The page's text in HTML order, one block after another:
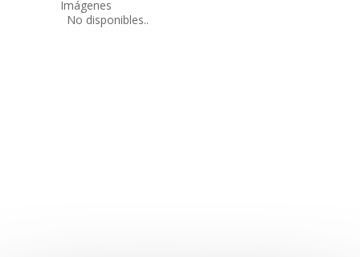
Imágenes
No disponibles..